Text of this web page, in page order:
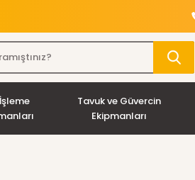
Tavuk ve Güvercin
Ekipmanları